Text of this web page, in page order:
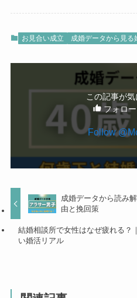
お見合い成立 成婚データから見る
この記事が
フォロー
Follow
成婚データから読み
由と挽回策
結婚相談所で女性はなぜ疲れる？
い婚活リアル